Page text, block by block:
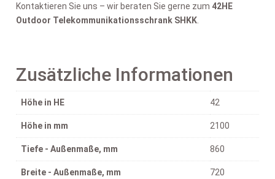
Kontaktieren Sie uns – wir beraten Sie gerne zum 42HE
Outdoor Telekommunikationsschrank SHKK
Zusätzliche Informationen
Höhe in HE 42
Höhe in mm 2100
Tiefe - Außenmaße, mm 860
Breite - Außenmaße, mm 720